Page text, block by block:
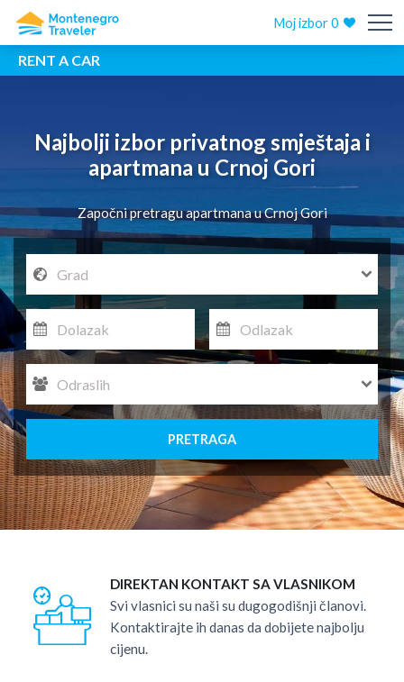
Moj izbor0
RENT A CAR
Najbolji izbor privatnog smještaja i
apartmana u Crnoj Gori
Započni pretragu apartmana u Crnoj Gori
PRETRAGA
DIREKTAN KONTAKT SA VLASNIKOM
Svi vlasnici su naši su dugogodišnji članovi.
Kontaktirajte ih danas da dobijete najbolju
cijenu.